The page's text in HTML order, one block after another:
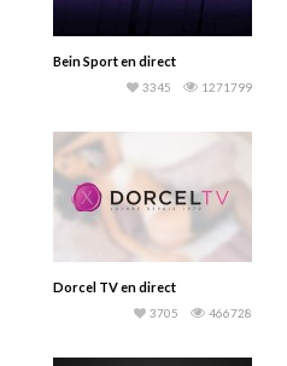
Bein Sport en direct
1271799
3345
Dorcel TV en direct
466728
3705